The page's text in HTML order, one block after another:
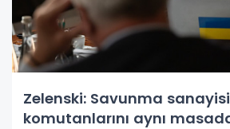
Zelenski: Savunma
komutanlarını aynı